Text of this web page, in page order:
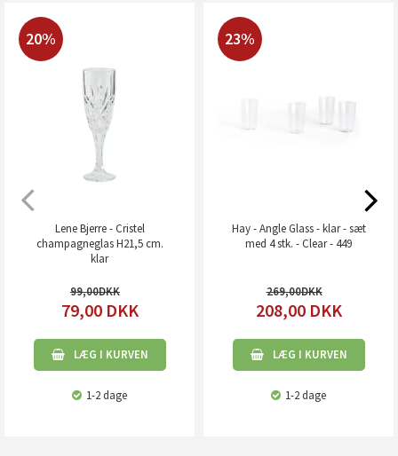
20%
Lene Bjerre - Cristel
champagneglas H21,5 cm.
klar
99,00
79,00 DKK
LÆG I KURVEN
1-2 dage
23%
Hay - Angle Glass - klar - sæt
med 4 stk. - Clear - 449
269,00
208,00 DKK
LÆG I KURVEN
1-2 dage